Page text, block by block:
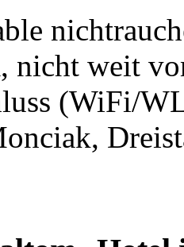
nicht weit
(WiFi/